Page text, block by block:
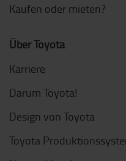
Kaufen oder mieten?
Über Toyota
Karriere
Darum Toyota!
Design von Toyota
Toyota